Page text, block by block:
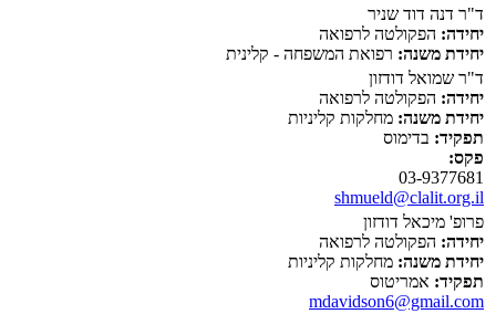
ד"ר דנה דוד שניר
יחידה: הפקולטה לרפואה
יחידת משנה: רפואת המשפחה - קלינית
ד"ר שמואל דודזון
יחידה: הפקולטה לרפואה
יחידת משנה: מחלקות קליניות
תפקיד: בדימוס
פקס:
03-9377681
shmueld@clalit.org.il
פרופ' מיכאל דודזון
יחידה: הפקולטה לרפואה
יחידת משנה: מחלקות קליניות
תפקיד: אמריטוס
mdavidson6@gmail.com